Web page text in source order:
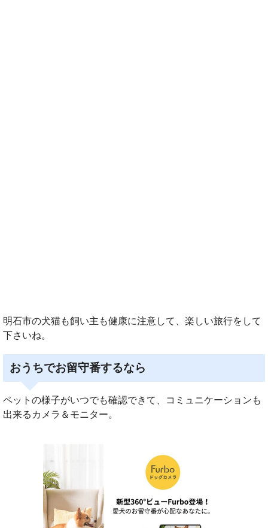
明石市の犬猫も飼い主も健康に注意して、楽しい旅行をして
下さいね。
おうちでお留守番するなら
ペットの様子がいつでも確認できて、コミュニケーションも
出来るカメラ＆モニター。